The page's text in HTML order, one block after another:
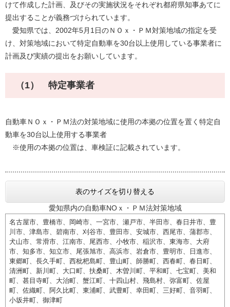
けて作成した計画、及びその実施状況をそれぞれ都府県知事あてに
提出することが義務づけられています。
愛知県では、2002年5月1日のＮＯｘ・ＰＭ対策地域の指定を受
け、対策地域において特定自動車を30台以上使用している事業者に
計画及び実績の提出をお願いしています。
（1） 特定事業者
自動車ＮＯｘ・ＰＭ法の対策地域に使用の本拠の位置を置く特定自
動車を30台以上使用する事業者
※使用の本拠の位置は、車検証に記載されています。
表のサイズを切り替える
愛知県内の自動車NOｘ・ＰＭ法対策地域
名古屋市、豊橋市、岡崎市、一宮市、瀬戸市、半田市、春日井市、豊
川市、津島市、碧南市、刈谷市、豊田市、安城市、西尾市、蒲郡市、
犬山市、常滑市、江南市、尾西市、小牧市、稲沢市、東海市、大府
市、知多市、知立市、尾張旭市、高浜市、岩倉市、豊明市、日進市、
東郷町、長久手町、西枇杷島町、豊山町、師勝町、西春町、春日町、
清洲町、新川町、大口町、扶桑町、木曽川町、平和町、七宝町、美和
町、甚目寺町、大治町、蟹江町、十四山村、飛島村、弥富町、佐屋
町、佐織町、阿久比町、東浦町、武豊町、幸田町、三好町、音羽町、
小坂井町、御津町